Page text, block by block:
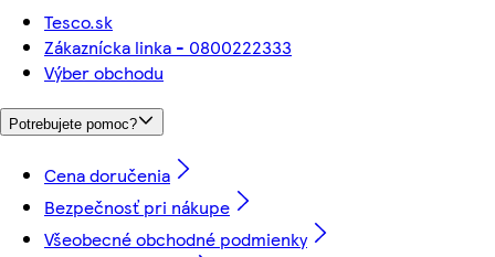
Tesco.sk
Zákaznícka linka - 0800222333
Výber obchodu
Potrebujete pomoc?
Cena doručenia
Bezpečnosť pri nákupe
Všeobecné obchodné podmienky